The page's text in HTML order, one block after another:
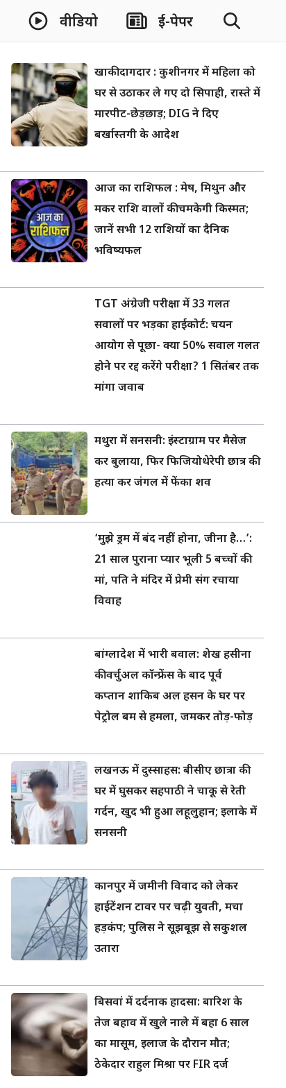
वीडियो ई-पेपर
खाकी दागदार : कुशीनगर में महिला को
घर से उठाकर ले गए दो सिपाही, रास्ते में
मारपीट-छेड़छाड़; DIG ने दिए
बर्खास्तगी के आदेश
आज का राशिफल : मेष, मिथुन और
मकर राशि वालों की चमकेगी किस्मत;
जानें सभी 12 राशियों का दैनिक
भविष्यफल
TGT अंग्रेजी परीक्षा में 33 गलत
सवालों पर भड़का हाईकोर्ट: चयन
आयोग से पूछा- क्या 50% सवाल गलत
होने पर रद्द करेंगे परीक्षा? 1 सितंबर तक
मांगा जवाब
मथुरा में सनसनी: इंस्टाग्राम पर मैसेज
कर बुलाया, फिर फिजियोथेरेपी छात्र की
हत्या कर जंगल में फेंका शव
‘मुझे ड्रम में बंद नहीं होना, जीना है…’:
21 साल पुराना प्यार भूली 5 बच्चों की
मां, पति ने मंदिर में प्रेमी संग रचाया
विवाह
बांग्लादेश में भारी बवाल: शेख हसीना
की वर्चुअल कॉन्फ्रेंस के बाद पूर्व
कप्तान शाकिब अल हसन के घर पर
पेट्रोल बम से हमला, जमकर तोड़-फोड़
लखनऊ में दुस्साहस: बीसीए छात्रा की
घर में घुसकर सहपाठी ने चाकू से रेती
गर्दन, खुद भी हुआ लहूलुहान; इलाके में
सनसनी
कानपुर में जमीनी विवाद को लेकर
हाईटेंशन टावर पर चढ़ी युवती, मचा
हड़कंप; पुलिस ने सूझबूझ से सकुशल
उतारा
बिसवां में दर्दनाक हादसा: बारिश के
तेज बहाव में खुले नाले में बहा 6 साल
का मासूम, इलाज के दौरान मौत;
ठेकेदार राहुल मिश्रा पर FIR दर्ज